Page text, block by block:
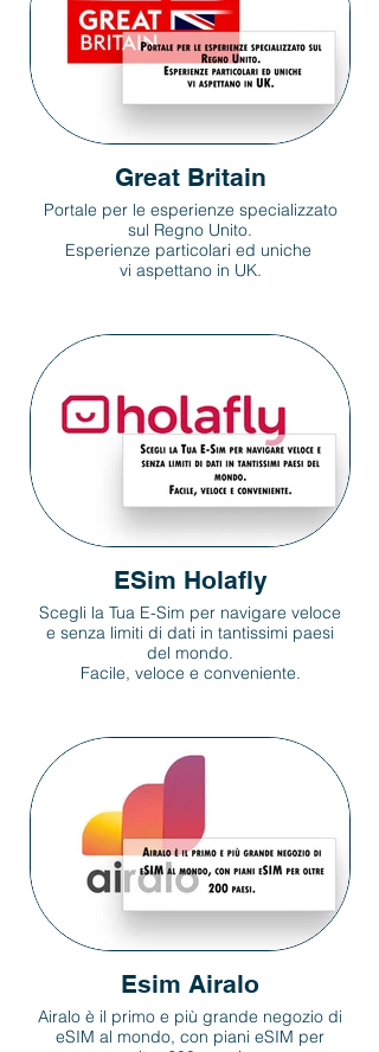
Great Britain
Portale per le esperienze specializzato
sul Regno Unito.
Esperienze particolari ed uniche
vi aspettano in UK.
ESim Holafly
Scegli la Tua E-Sim per navigare veloce
e senza limiti di dati in tantissimi paesi
del mondo.
Facile, veloce e conveniente.
Esim Airalo
Airalo è il primo e più grande negozio di
eSIM al mondo, con piani eSIM per